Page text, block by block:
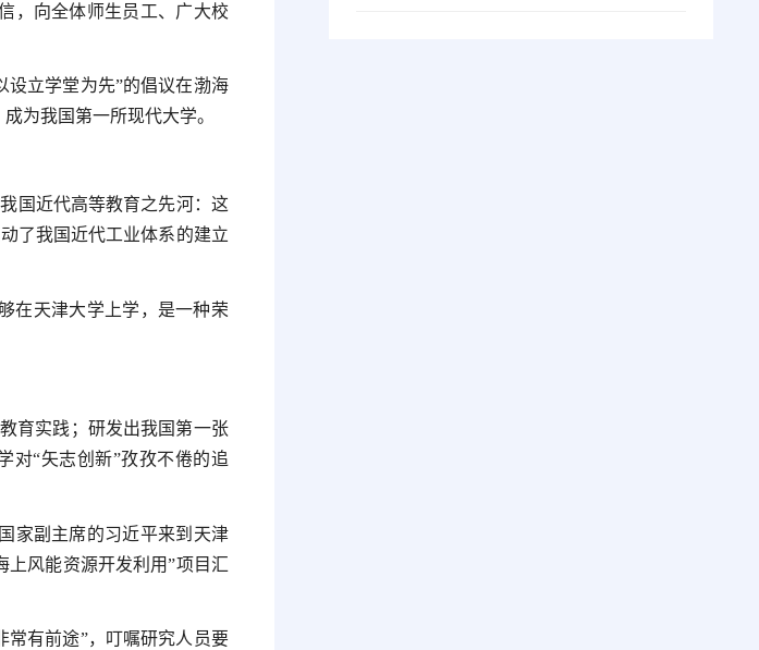
，向全体师生员工、广大校
设立学堂为先”的倡议在渤海
为我国第一所现代大学。
国近代高等教育之先河：这
了我国近代工业体系的建立
在天津大学上学，是一种荣
育实践；研发出我国第一张
“矢志创新”孜孜不倦的追
家副主席的习近平来到天津
上风能资源开发利用”项目汇
常有前途”，叮嘱研究人员要